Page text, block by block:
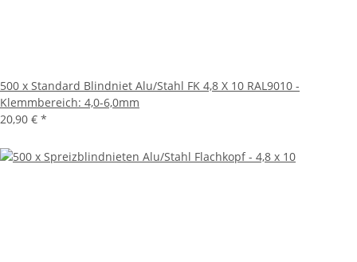
500 x Standard Blindniet Alu/Stahl FK 4,8 X 10 RAL9010 -
Klemmbereich: 4,0-6,0mm
20,90 € *